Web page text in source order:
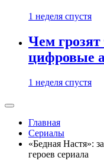
1 неделя спустя
Чем грозят
цифровые
1 неделя спустя
Главная
Сериалы
«Бедная Настя»:
героев сериала